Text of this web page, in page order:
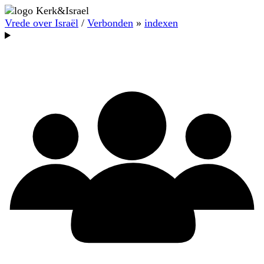
Vrede over Israël / Verbonden » indexen